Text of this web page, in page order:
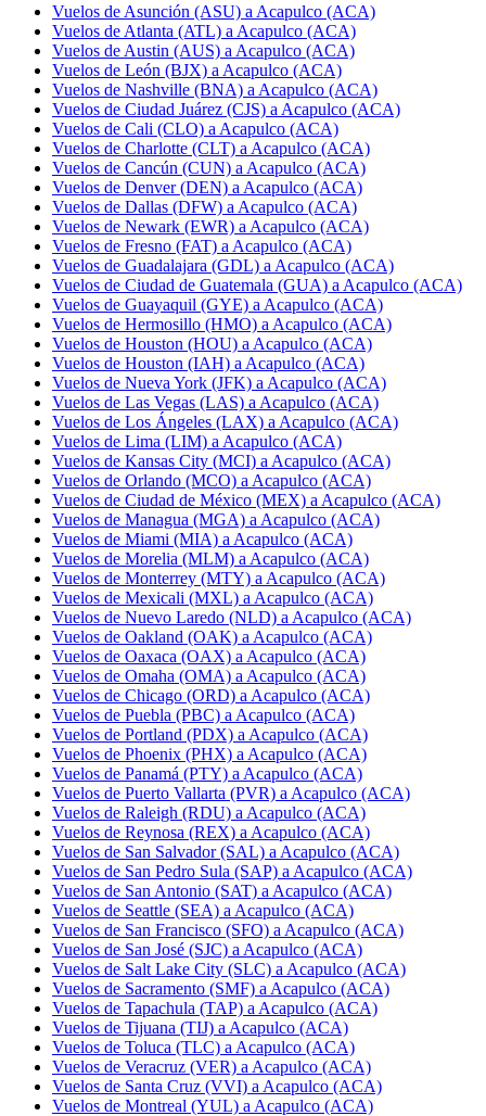
Vuelos de Asunción (ASU) a Acapulco (ACA)
Vuelos de Atlanta (ATL) a Acapulco (ACA)
Vuelos de Austin (AUS) a Acapulco (ACA)
Vuelos de León (BJX) a Acapulco (ACA)
Vuelos de Nashville (BNA) a Acapulco (ACA)
Vuelos de Ciudad Juárez (CJS) a Acapulco (ACA)
Vuelos de Cali (CLO) a Acapulco (ACA)
Vuelos de Charlotte (CLT) a Acapulco (ACA)
Vuelos de Cancún (CUN) a Acapulco (ACA)
Vuelos de Denver (DEN) a Acapulco (ACA)
Vuelos de Dallas (DFW) a Acapulco (ACA)
Vuelos de Newark (EWR) a Acapulco (ACA)
Vuelos de Fresno (FAT) a Acapulco (ACA)
Vuelos de Guadalajara (GDL) a Acapulco (ACA)
Vuelos de Ciudad de Guatemala (GUA) a Acapulco (ACA)
Vuelos de Guayaquil (GYE) a Acapulco (ACA)
Vuelos de Hermosillo (HMO) a Acapulco (ACA)
Vuelos de Houston (HOU) a Acapulco (ACA)
Vuelos de Houston (IAH) a Acapulco (ACA)
Vuelos de Nueva York (JFK) a Acapulco (ACA)
Vuelos de Las Vegas (LAS) a Acapulco (ACA)
Vuelos de Los Ángeles (LAX) a Acapulco (ACA)
Vuelos de Lima (LIM) a Acapulco (ACA)
Vuelos de Kansas City (MCI) a Acapulco (ACA)
Vuelos de Orlando (MCO) a Acapulco (ACA)
Vuelos de Ciudad de México (MEX) a Acapulco (ACA)
Vuelos de Managua (MGA) a Acapulco (ACA)
Vuelos de Miami (MIA) a Acapulco (ACA)
Vuelos de Morelia (MLM) a Acapulco (ACA)
Vuelos de Monterrey (MTY) a Acapulco (ACA)
Vuelos de Mexicali (MXL) a Acapulco (ACA)
Vuelos de Nuevo Laredo (NLD) a Acapulco (ACA)
Vuelos de Oakland (OAK) a Acapulco (ACA)
Vuelos de Oaxaca (OAX) a Acapulco (ACA)
Vuelos de Omaha (OMA) a Acapulco (ACA)
Vuelos de Chicago (ORD) a Acapulco (ACA)
Vuelos de Puebla (PBC) a Acapulco (ACA)
Vuelos de Portland (PDX) a Acapulco (ACA)
Vuelos de Phoenix (PHX) a Acapulco (ACA)
Vuelos de Panamá (PTY) a Acapulco (ACA)
Vuelos de Puerto Vallarta (PVR) a Acapulco (ACA)
Vuelos de Raleigh (RDU) a Acapulco (ACA)
Vuelos de Reynosa (REX) a Acapulco (ACA)
Vuelos de San Salvador (SAL) a Acapulco (ACA)
Vuelos de San Pedro Sula (SAP) a Acapulco (ACA)
Vuelos de San Antonio (SAT) a Acapulco (ACA)
Vuelos de Seattle (SEA) a Acapulco (ACA)
Vuelos de San Francisco (SFO) a Acapulco (ACA)
Vuelos de San José (SJC) a Acapulco (ACA)
Vuelos de Salt Lake City (SLC) a Acapulco (ACA)
Vuelos de Sacramento (SMF) a Acapulco (ACA)
Vuelos de Tapachula (TAP) a Acapulco (ACA)
Vuelos de Tijuana (TIJ) a Acapulco (ACA)
Vuelos de Toluca (TLC) a Acapulco (ACA)
Vuelos de Veracruz (VER) a Acapulco (ACA)
Vuelos de Santa Cruz (VVI) a Acapulco (ACA)
Vuelos de Montreal (YUL) a Acapulco (ACA)